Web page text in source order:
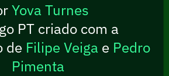
Yova Turnes
PT criado com a
de Filipe Veiga e Pedro
Pimenta